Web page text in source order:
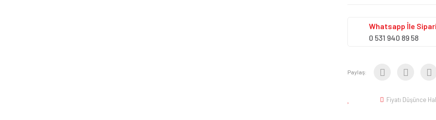
Whatsapp İle
0 531 940 89 58
Paylaş:
Fiyatı Düşünce